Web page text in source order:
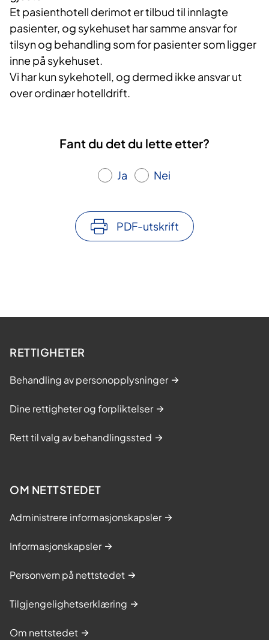
Et pasienthotell derimot er tilbud til innlagte
pasienter, og sykehuset har samme ansvar for
tilsyn og behandling som for pasienter som ligger
inne på sykehuset.
Vi har kun sykehotell, og dermed ikke ansvar ut
over ordinær hotelldrift.
Fant du det du lette etter?
Ja Nei
PDF-utskrift
RETTIGHETER
Behandling av personopplysninger
Dine rettigheter og forpliktelser
Rett til valg av behandlingssted
OM NETTSTEDET
Administrere informasjonskapsler
Informasjonskapsler
Personvern på nettstedet
Tilgjengelighetserklæring
Om nettstedet